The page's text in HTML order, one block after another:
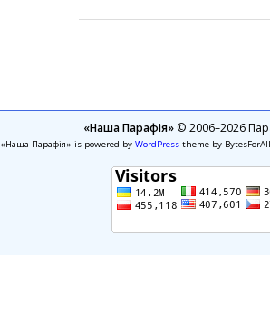
«Наша Парафія»© 2006–2026
«Наша Парафія» is powered by WordPresstheme by